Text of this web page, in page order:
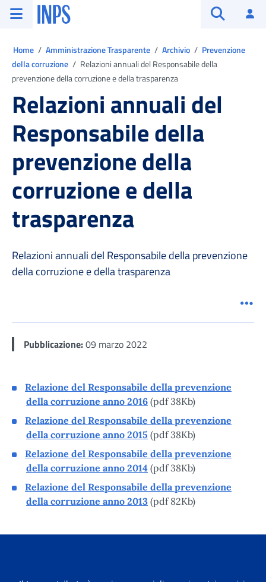
Vai al menu principale
Vai al contenuto principale
Vai al pie' di pagina
INPS ()
Home Amministrazione Trasparente Archivio
Prevenzione
della corruzione
Relazioni annuali del Responsabile della
prevenzione della corruzione e della trasparenza
Relazioni annuali del
Responsabile della
prevenzione della
corruzione e della
trasparenza
Relazioni annuali del Responsabile della prevenzione
della corruzione e della trasparenza
Pubblicazione:09 marzo 2022
Relazione del Responsabile della prevenzione
della corruzione anno 2016 (pdf 38Kb)
Relazione del Responsabile della prevenzione
della corruzione anno 2015 (pdf 38Kb)
Relazione del Responsabile della prevenzione
della corruzione anno 2014 (pdf 38Kb)
Relazione del Responsabile della prevenzione
della corruzione anno 2013 (pdf 82Kb)